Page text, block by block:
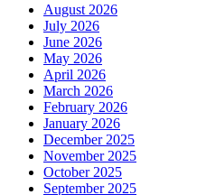
August 2026
July 2026
June 2026
May 2026
April 2026
March 2026
February 2026
January 2026
December 2025
November 2025
October 2025
September 2025